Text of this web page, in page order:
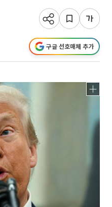
구글 선호매체 추가